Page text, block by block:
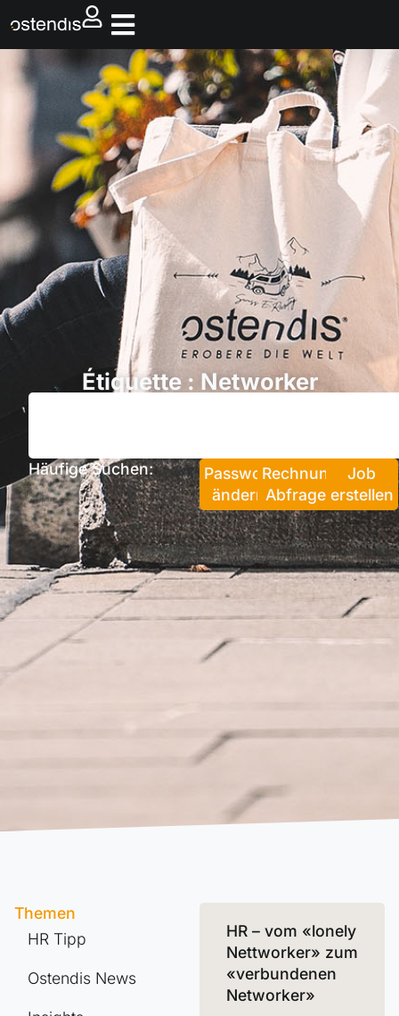
Étiquette : Networker
Häufige Suchen:
Passwort
ändern
Rechnung
Abfragen
Job
erstellen
Themen
HR Tipp
Ostendis News
HR – vom «lonely
Nettworker» zum
«verbundenen
Networker»